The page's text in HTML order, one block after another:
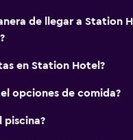
de llegar a Station
en Station Hotel?
opciones de comida?
piscina?